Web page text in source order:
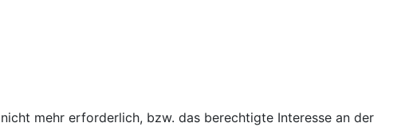
mehr erforderlich, bzw. das berechtigte Interesse an der